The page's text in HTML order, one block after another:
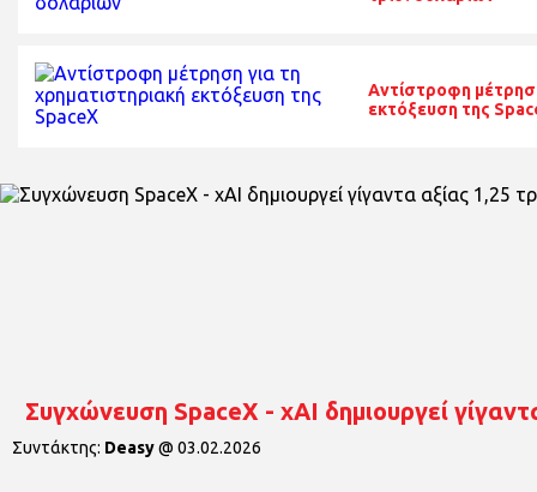
Αντίστροφη
εκτόξευση της
Συγχώνευση SpaceX - xAI δημιουργεί
Συντάκτης: Deasy@ 03.02.2026